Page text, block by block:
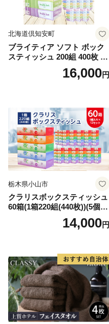
北海道倶知安町
ブライティア ソフト ボック
スティッシュ 200組 400枚 60
箱 日本製 まとめ買い ティッ
シュ リサイクル 長持 防災 常
倶知安町 日用品
16,000円
栃木県小山市
クラリスボックスティッシュ
60箱(1箱220組(440枚))(5個入
り×12セット)【1256759】
14,000円